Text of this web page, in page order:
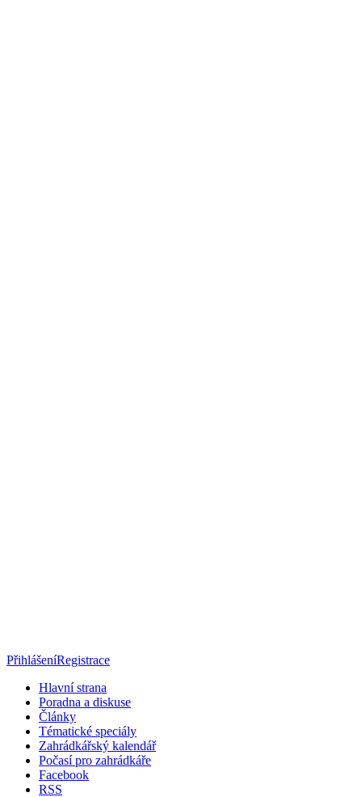
PřihlášeníRegistrace
Hlavní strana
Poradna a diskuse
Články
Tématické speciály
Zahrádkářský kalendář
Počasí pro zahrádkáře
Facebook
RSS